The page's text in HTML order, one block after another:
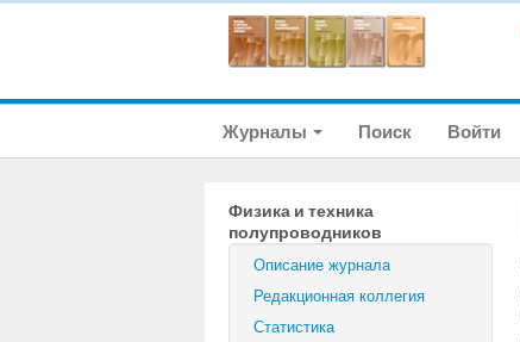
Журналы Поиск Войти
Физика и техника
полупроводников
Описание журнала
Редакционная коллегия
Статистика